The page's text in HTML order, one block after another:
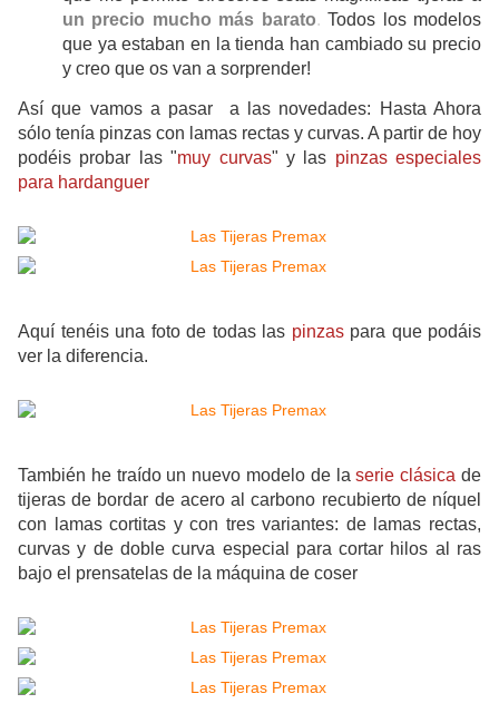
un precio mucho más barato. Todos los modelos
que ya estaban en la tienda han cambiado su precio
y creo que os van a sorprender!
Así que vamos a pasar a las novedades: Hasta Ahora
sólo tenía pinzas con lamas rectas y curvas. A partir de hoy
podéis probar las "muy curvas" y las pinzas especiales
para hardanguer
Aquí tenéis una foto de todas las pinzaspara que podáis
ver la diferencia.
También he traído un nuevo modelo de laserie clásica de
tijeras de bordar de acero al carbono recubierto de níquel
con lamas cortitas y con tres variantes: de lamas rectas,
curvas y de doble curva especial para cortar hilos al ras
bajo el prensatelas de la máquina de coser